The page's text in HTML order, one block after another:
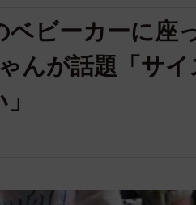
ベビーカーに座
んが話題「サ